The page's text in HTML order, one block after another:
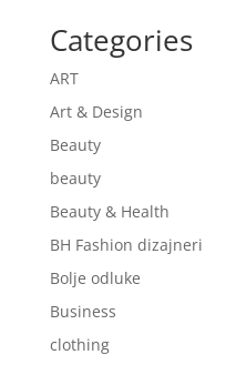
Categories
ART
Art & Design
Beauty
beauty
Beauty & Health
BH Fashion dizajneri
Bolje odluke
Business
clothing